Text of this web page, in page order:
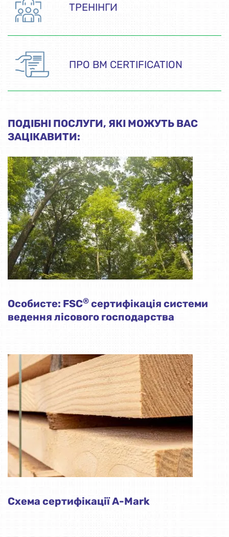
ТРЕНІНГИ
ПРО BM CERTIFICATION
ПОДІБНІ ПОСЛУГИ, ЯКІ МОЖУТЬ ВАС
ЗАЦІКАВИТИ:
Особисте: FSC® сертифікація системи
ведення лісового господарства
Схема сертифікації A-Mark